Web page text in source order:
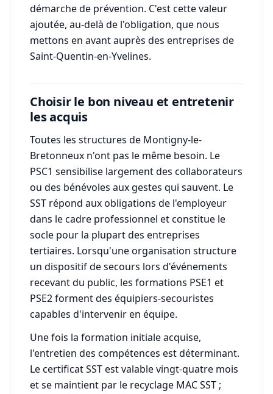
démarche de prévention. C'est cette valeur
ajoutée, au-delà de l'obligation, que nous
mettons en avant auprès des entreprises de
Saint-Quentin-en-Yvelines.
Choisir le bon niveau et entretenir
les acquis
Toutes les structures de Montigny-le-
Bretonneux n'ont pas le même besoin. Le
PSC1 sensibilise largement des collaborateurs
ou des bénévoles aux gestes qui sauvent. Le
SST répond aux obligations de l'employeur
dans le cadre professionnel et constitue le
socle pour la plupart des entreprises
tertiaires. Lorsqu'une organisation structure
un dispositif de secours lors d'événements
recevant du public, les formations PSE1 et
PSE2 forment des équipiers-secouristes
capables d'intervenir en équipe.
Une fois la formation initiale acquise,
l'entretien des compétences est déterminant.
Le certificat SST est valable vingt-quatre mois
et se maintient par le recyclage MAC SST ;